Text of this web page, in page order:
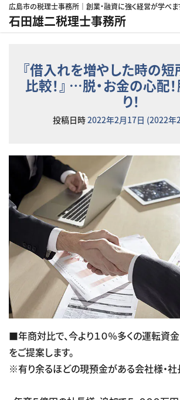
コンテンツへスキップ
広島市の税理士事務所｜創業・融資に強く経営が学べま
石田雄二税理士事務所
『借入れを増やした時の
比較！』 …脱・お金の心配
り！
投稿日時2022年2月17日 (2022年
■年商対比で、今より１０％多くの運転資
をご提案します。
※有り余るほどの現預金がある会社様・社